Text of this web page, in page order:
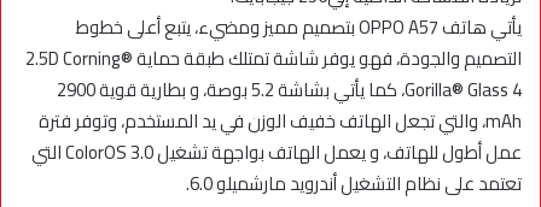
يأتي هاتف OPPO A57 بتصميم مميز ومضيء، يتبع أعلى خطوط
التصميم والجودة، فهو يوفر شاشة تمتلك طبقة حماية 2.5D Corning®
Gorilla® Glass 4، كما يأتي بشاشة 5.2 بوصة، و بطارية قوية 2900
mAh، والتي تجعل الهاتف خفيف الوزن في يد المستخدم، وتوفر فترة
عمل أطول للهاتف، و يعمل الهاتف بواجهة تشغيل ColorOS 3.0 التي
تعتمد على نظام التشغيل أندرويد مارشميلو 6.0.